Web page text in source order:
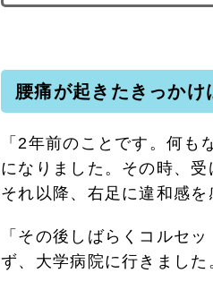
腰痛が起きたきっか
「2年前のことです。何も
になりました。その時、
それ以降、右足に違和感を
「その後しばらくコルセ
ず、大学病院に行きました